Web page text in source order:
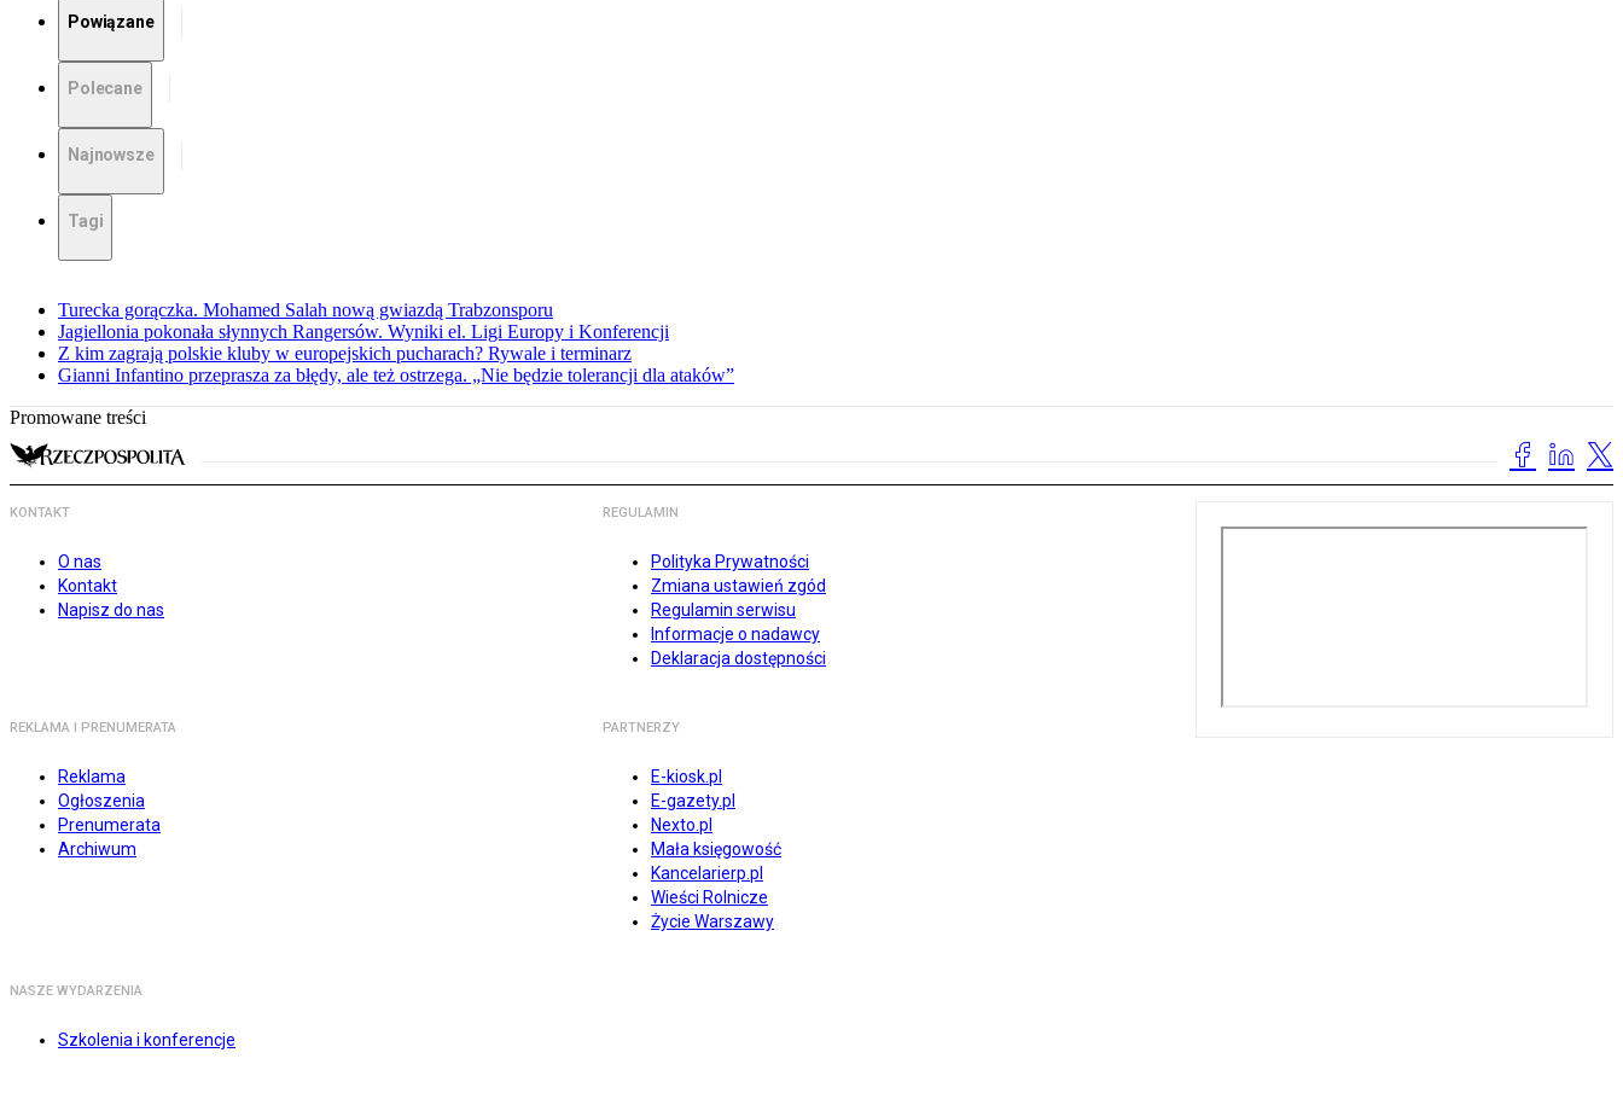
Powiązane
Polecane
Najnowsze
Tagi
Turecka gorączka. Mohamed Salah nową gwiazdą Trabzonsporu
Jagiellonia pokonała słynnych Rangersów. Wyniki el. Ligi Europy i Konferencji
Z kim zagrają polskie kluby w europejskich pucharach? Rywale i terminarz
Gianni Infantino przeprasza za błędy, ale też ostrzega. „Nie będzie tolerancji dla ataków”
Promowane treści
KONTAKT
O nas
Kontakt
Napisz do nas
REGULAMIN
Polityka Prywatności
Zmiana ustawień zgód
Regulamin serwisu
Informacje o nadawcy
Deklaracja dostępności
REKLAMA I PRENUMERATA
Reklama
Ogłoszenia
Prenumerata
Archiwum
PARTNERZY
E-kiosk.pl
E-gazety.pl
Nexto.pl
Mała księgowość
Kancelarierp.pl
Wieści Rolnicze
Życie Warszawy
NASZE WYDARZENIA
Szkolenia i konferencje